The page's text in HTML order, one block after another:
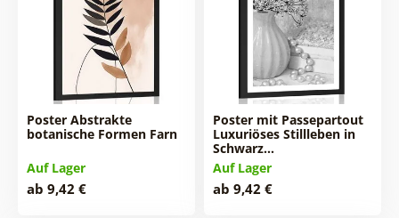
Poster Abstrakte
botanische Formen Farn
Auf Lager
ab 9,42 €
Poster mit Passepartout
Luxuriöses Stillleben in
Schwarz…
Auf Lager
ab 9,42 €